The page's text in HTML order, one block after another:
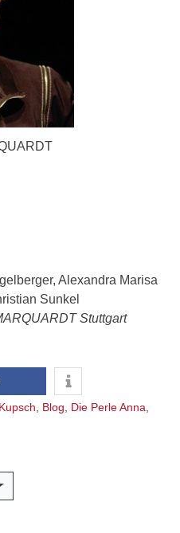
Alexandra Marisa
Sunkel
Stuttgart
, Blog, Die Perle Anna,